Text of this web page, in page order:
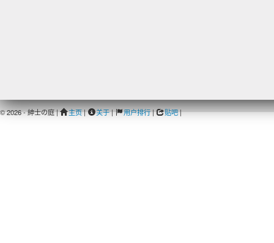
© 2026 - 紳士の庭 | 主页| 关于| 用户排行| 贴吧|